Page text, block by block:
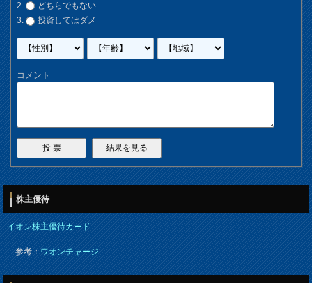
どちらでもない
投資してはダメ
コメント
株主優待
イオン株主優待カード
参考：ワオンチャージ